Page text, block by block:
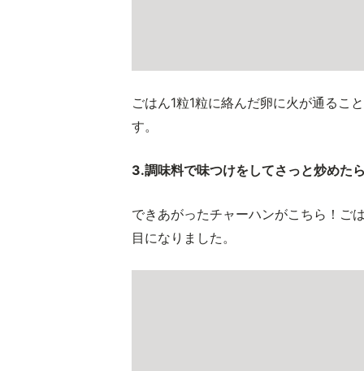
ごはん1粒1粒に絡んだ卵に火が通るこ
す。
3.調味料で味つけをしてさっと炒めた
できあがったチャーハンがこちら！ご
目になりました。